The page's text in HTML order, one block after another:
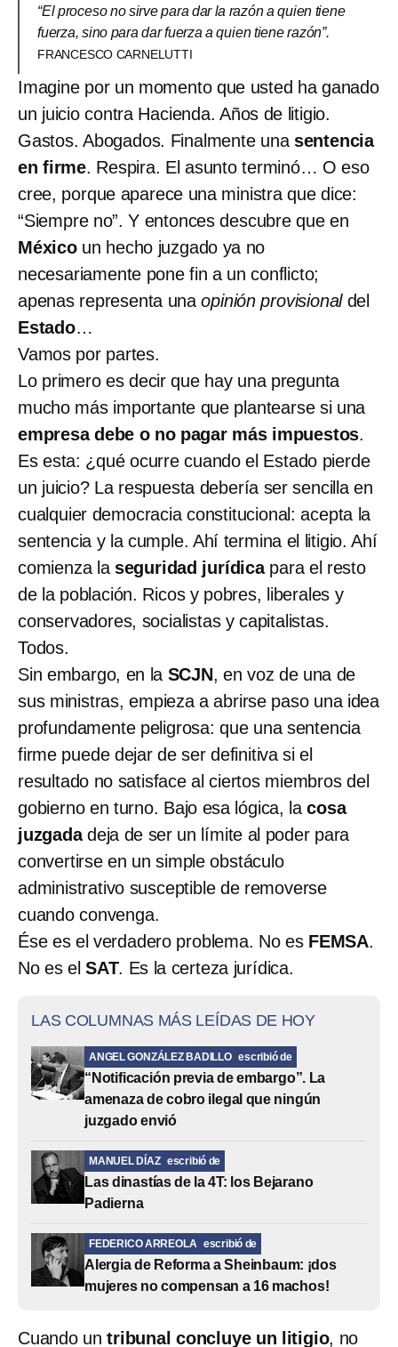
“El proceso no sirve para dar la razón a quien tiene
fuerza, sino para dar fuerza a quien tiene razón”.
FRANCESCO CARNELUTTI
Imagine por un momento que usted ha ganado
un juicio contra Hacienda. Años de litigio.
Gastos. Abogados. Finalmente una sentencia
en firme. Respira. El asunto terminó… O eso
cree, porque aparece una ministra que dice:
“Siempre no”. Y entonces descubre que en
Méxicoun hecho juzgado ya no
necesariamente pone fin a un conflicto;
apenas representa unaopinión provisionaldel
Estado…
Vamos por partes.
Lo primero es decir que hay una pregunta
mucho más importante que plantearse si una
empresa debe o no pagar más impuestos.
Es esta: ¿qué ocurre cuando el Estado pierde
un juicio? La respuesta debería ser sencilla en
cualquier democracia constitucional: acepta la
sentencia y la cumple. Ahí termina el litigio. Ahí
comienza la seguridad jurídicapara el resto
de la población. Ricos y pobres, liberales y
conservadores, socialistas y capitalistas.
Todos.
Sin embargo, en la SCJN, en voz de una de
sus ministras, empieza a abrirse paso una idea
profundamente peligrosa: que una sentencia
firme puede dejar de ser definitiva si el
resultado no satisface al ciertos miembros del
gobierno en turno. Bajo esa lógica, lacosa
juzgadadeja de ser un límite al poder para
convertirse en un simple obstáculo
administrativo susceptible de removerse
cuando convenga.
Ése es el verdadero problema. No es FEMSA.
No es elSAT. Es la certeza jurídica.
LAS COLUMNAS MÁS LEÍDAS DE HOY
ANGEL GONZÁLEZ BADILLO escribió de
“Notificación previa de embargo”. La
amenaza de cobro ilegal que ningún
juzgado envió
MANUEL DÍAZ escribió de
Las dinastías de la 4T: los Bejarano
Padierna
FEDERICO ARREOLA escribió de
Alergia de Reforma a Sheinbaum: ¡dos
mujeres no compensan a 16 machos!
Cuando untribunal concluye un litigio, no